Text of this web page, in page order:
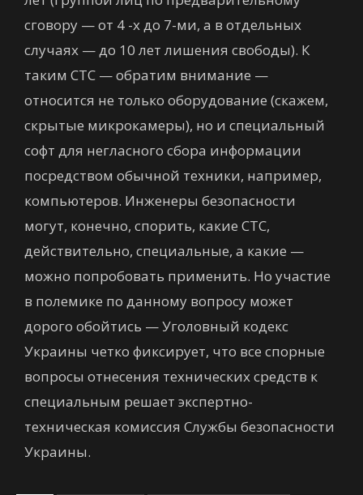
сговору — от 4 -х до 7-ми, а в отдельных
случаях — до 10 лет лишения свободы). К
таким СТС — обратим внимание —
относится не только оборудование (скажем,
скрытые микрокамеры), но и специальный
софт для негласного сбора информации
посредством обычной техники, например,
компьютеров. Инженеры безопасности
могут, конечно, спорить, какие СТС,
действительно, специальные, а какие —
можно попробовать применить. Но участие
в полемике по данному вопросу может
дорого обойтись — Уголовный кодекс
Украины четко фиксирует, что все спорные
вопросы отнесения технических средств к
специальным решает экспертно-
техническая комиссия Службы безопасности
Украины.